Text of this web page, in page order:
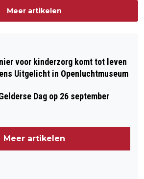
Meer artikelen
voor kinderzorg komt tot leven
Uitgelicht in Openluchtmuseum
Dag op 26 september
Meer artikelen